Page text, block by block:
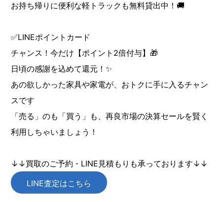
お持ち帰りに便利な軽トラックも無料貸出中！🚚
✅LINEポイントカード
チャンス！今だけ【ポイント2倍付与】🎁
日頃の感謝を込めて還元！✨
あの欲しかった家具や家電が、おトクに手に入るチャン
スです
「売る」のも「買う」も、再良市場の決算セールを賢く
利用しちゃいましょう！
↓↓買取のご予約・LINE見積もりも承っております↓↓
LINE査定はこちら